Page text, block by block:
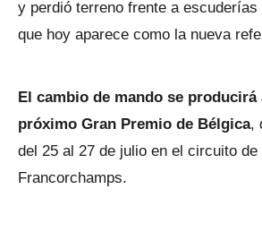
y perdió terreno frente a escuderías
que hoy aparece como la nueva
El cambio de mando se producirá
próximo Gran Premio de Bélgica,
del 25 al 27 de julio en el circuito de
Francorchamps.